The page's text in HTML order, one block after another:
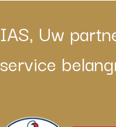
IAS, Uw
service